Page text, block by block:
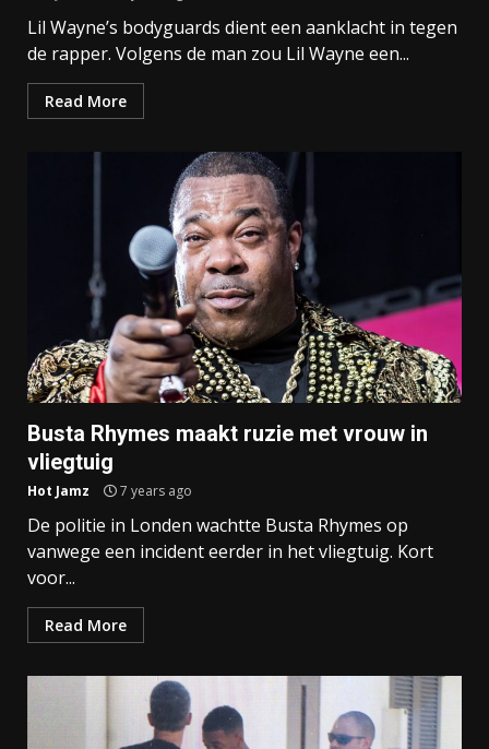
Lil Wayne’s bodyguards dient een aanklacht in tegen
de rapper. Volgens de man zou Lil Wayne een...
Read More
Busta Rhymes maakt ruzie met vrouw in
vliegtuig
Hot Jamz 7 years ago
De politie in Londen wachtte Busta Rhymes op
vanwege een incident eerder in het vliegtuig. Kort
voor...
Read More